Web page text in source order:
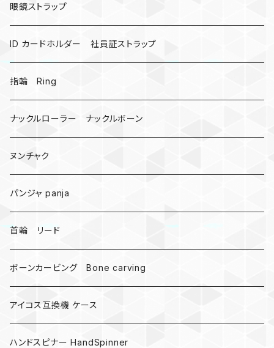
昆虫
ミツバチ
AirTag
戦国武将、侍
悪魔の鍵
爬虫類、蛇
DNA 螺旋
受注作成_名入り、ネーム
眼鏡ストラップ
ID カードホルダー 社員証ストラップ
指輪 Ring
ナックルローラー ナックルボーン
ヌンチャク
パンジャ panja
首輪 リード
ボーンカービング Bone carving
アイコス互換機 ケース
ハンドスピナー HandSpinner